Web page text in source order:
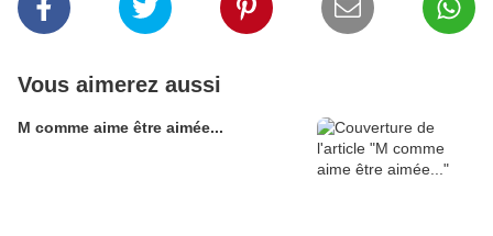
Vous aimerez aussi
M comme aime être aimée...